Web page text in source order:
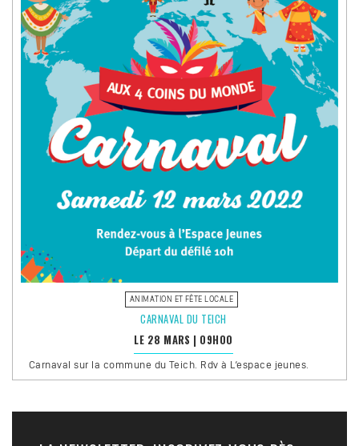
ANIMATION ET FÊTE LOCALE
CARNAVAL DU TEICH
LE 28 MARS | 09H00
Carnaval sur la commune du Teich. Rdv à L’espace jeunes.